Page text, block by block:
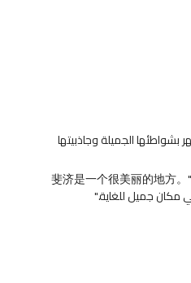
بشواطئها الجميلة وجاذبيتها
"斐济是一个很美丽的地方。